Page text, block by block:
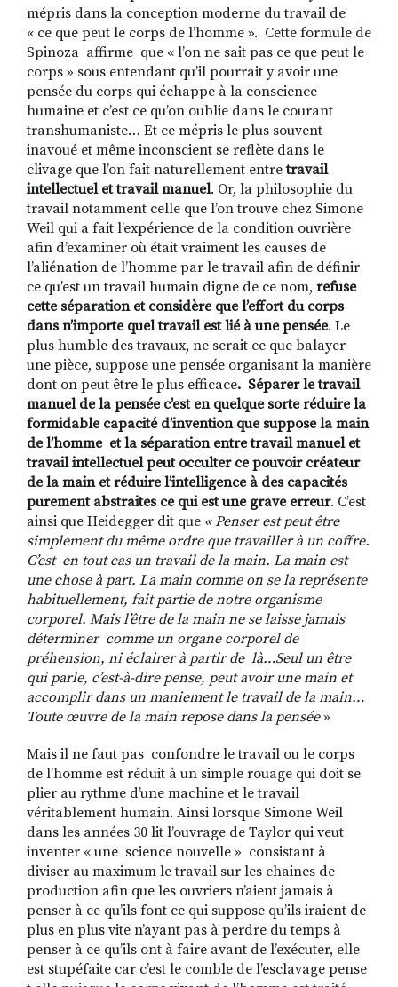
mépris dans la conception moderne du travail de
« ce que peut le corps de l’homme ». Cette formule de
Spinoza affirme que « l’on ne sait pas ce que peut le
corps » sous entendant qu’il pourrait y avoir une
pensée du corps qui échappe à la conscience
humaine et c’est ce qu’on oublie dans le courant
transhumaniste… Et ce mépris le plus souvent
inavoué et même inconscient se reflète dans le
clivage que l’on fait naturellement entretravail
intellectuel et travail manuel. Or, la philosophie du
travail notamment celle que l’on trouve chez Simone
Weil qui a fait l’expérience de la condition ouvrière
afin d’examiner où était vraiment les causes de
l’aliénation de l’homme par le travail afin de définir
ce qu’est un travail humain digne de ce nom, refuse
cette séparation et considère que l’effort du corps
dans n’importe quel travail est lié à une pensée. Le
plus humble des travaux, ne serait ce que balayer
une pièce, suppose une pensée organisant la manière
dont on peut être le plus efficace. Séparer le travail
manuel de la pensée c’est en quelque sorte réduire la
formidable capacité d’invention que suppose la main
de l’homme et la séparation entre travail manuel et
travail intellectuel peut occulter ce pouvoir créateur
de la main et réduire l’intelligence à des capacités
purement abstraites ce qui est une grave erreur. C’est
ainsi que Heidegger dit que « Penser est peut être
simplement du même ordre que travailler à un coffre.
C’est en tout cas un travail de la main. La main est
une chose à part. La main comme on se la représente
habituellement, fait partie de notre organisme
corporel. Mais l’être de la main ne se laisse jamais
déterminer comme un organe corporel de
préhension, ni éclairer à partir de là…Seul un être
qui parle, c’est-à-dire pense, peut avoir une main et
accomplir dans un maniement le travail de la main…
Toute œuvre de la main repose dans la pensée»
Mais il ne faut pas confondre le travail ou le corps
de l’homme est réduit à un simple rouage qui doit se
plier au rythme d’une machine et le travail
véritablement humain. Ainsi lorsque Simone Weil
dans les années 30 lit l’ouvrage de Taylor qui veut
inventer « une science nouvelle » consistant à
diviser au maximum le travail sur les chaines de
production afin que les ouvriers n’aient jamais à
penser à ce qu’ils font ce qui suppose qu’ils iraient de
plus en plus vite n’ayant pas à perdre du temps à
penser à ce qu’ils ont à faire avant de l’exécuter, elle
est stupéfaite car c’est le comble de l’esclavage pense